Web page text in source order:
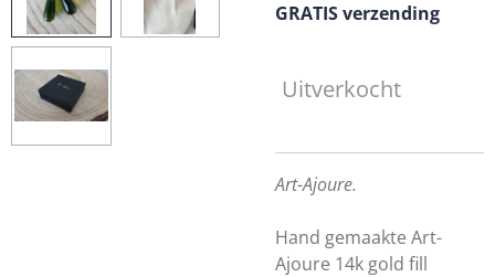
GRATIS verzending
Uitverkocht
Art-Ajoure.
Hand gemaakte Art-
Ajoure 14k gold fill